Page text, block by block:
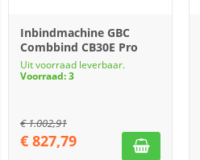
Inbindmachine GBC
Combbind CB30E Pro
Uit voorraad leverbaar.
Voorraad: 3
€1.002,91
€ 827,79